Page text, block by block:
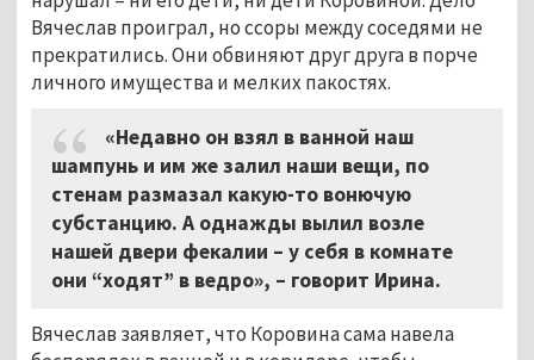
Вячеслав проиграл, но ссоры между соседями не
прекратились. Они обвиняют друг друга в порче
личного имущества и мелких пакостях.
«Недавно он взял в ванной наш
шампунь и им же залил наши вещи, по
стенам размазал какую-то вонючую
субстанцию. А однажды вылил возле
нашей двери фекалии – у себя в комнате
они “ходят” в ведро», – говорит Ирина.
Вячеслав заявляет, что Коровина сама навела